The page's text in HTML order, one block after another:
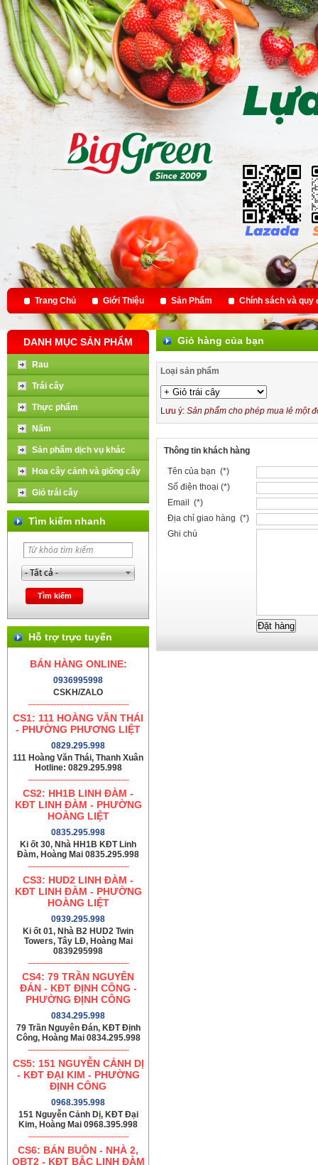
Trang Chủ Giới Thiệu Sản Phẩm Chính sách và quy
DANH MỤC SẢN PHẨM
Rau
Trái cây
Thực phẩm
Nấm
Sản phẩm dịch vụ khác
Hoa cây cảnh và giống cây
Giỏ trái cây
Tìm kiếm nhanh
Hỗ trợ trực tuyến
BÁN HÀNG ONLINE:
0936995998
CSKH/ZALO
CS1: 111 HOÀNG VĂN THÁI
- PHƯỜNG PHƯƠNG LIỆT
0829.295.998
111 Hoàng Văn Thái, Thanh Xuân
Hotline: 0829.295.998
CS2: HH1B LINH ĐÀM -
KĐT LINH ĐÀM - PHƯỜNG
HOÀNG LIỆT
0835.295.998
Ki ốt 30, Nhà HH1B KĐT Linh
Đàm, Hoàng Mai 0835.295.998
CS3: HUD2 LINH ĐÀM -
KĐT LINH ĐÀM - PHƯỜNG
HOÀNG LIỆT
0939.295.998
Ki ốt 01, Nhà B2 HUD2 Twin
Towers, Tây LĐ, Hoàng Mai
0839295998
CS4: 79 TRẦN NGUYÊN
ĐÁN - KĐT ĐỊNH CÔNG -
PHƯỜNG ĐỊNH CÔNG
0834.295.998
79 Trần Nguyên Đán, KĐT Định
Công, Hoàng Mai 0834.295.998
CS5: 151 NGUYỄN CẢNH DỊ
- KĐT ĐẠI KIM - PHƯỜNG
ĐỊNH CÔNG
0968.395.998
151 Nguyễn Cảnh Dị, KĐT Đại
Kim, Hoàng Mai 0968.395.998
CS6: BÁN BUÔN - NHÀ 2,
OBT2 - KĐT BẮC LINH ĐÀM
Giỏ hàng của bạn
Loại sản phẩm
Lưu ý: Sản phẩm cho phép mua lẻ một
Thông tin khách hàng
Tên của bạn (*)
Số điện thoại (*)
Email (*)
Địa chỉ giao hàng (*)
Ghi chú